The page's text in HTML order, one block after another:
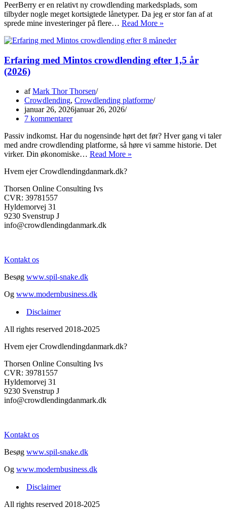
PeerBerry er en relativt ny crowdlending markedsplads, som
tilbyder nogle meget kortsigtede lånetyper. Da jeg er stor fan af at
sprede mine investeringer på flere… Read More »
PeerBerry
Erfaring med Mintos crowdlending efter 1,5 år
(2026)
afMark Thor Thorsen
Crowdlending, Crowdlending platforme
januar 26, 2026januar 26, 2026
7 kommentarer
Passiv indkomst. Har du nogensinde hørt det før? Hver gang vi taler
med andre crowdlending platforme, så høre vi samme historie. Det
virker. Din økonomiske… Read More »
Hvem ejer Crowdlendingdanmark.dk?
Thorsen Online Consulting Ivs
CVR: 39781557
Hyldemorvej 31
9230 Svenstrup J
info@crowdlendingdanmark.dk
Kontakt os
Besøg www.spil-snake.dk
Og www.modernbusiness.dk
Disclaimer
All rights reserved 2018-2025
Hvem ejer Crowdlendingdanmark.dk?
Thorsen Online Consulting Ivs
CVR: 39781557
Hyldemorvej 31
9230 Svenstrup J
info@crowdlendingdanmark.dk
Kontakt os
Besøg www.spil-snake.dk
Og www.modernbusiness.dk
Disclaimer
All rights reserved 2018-2025